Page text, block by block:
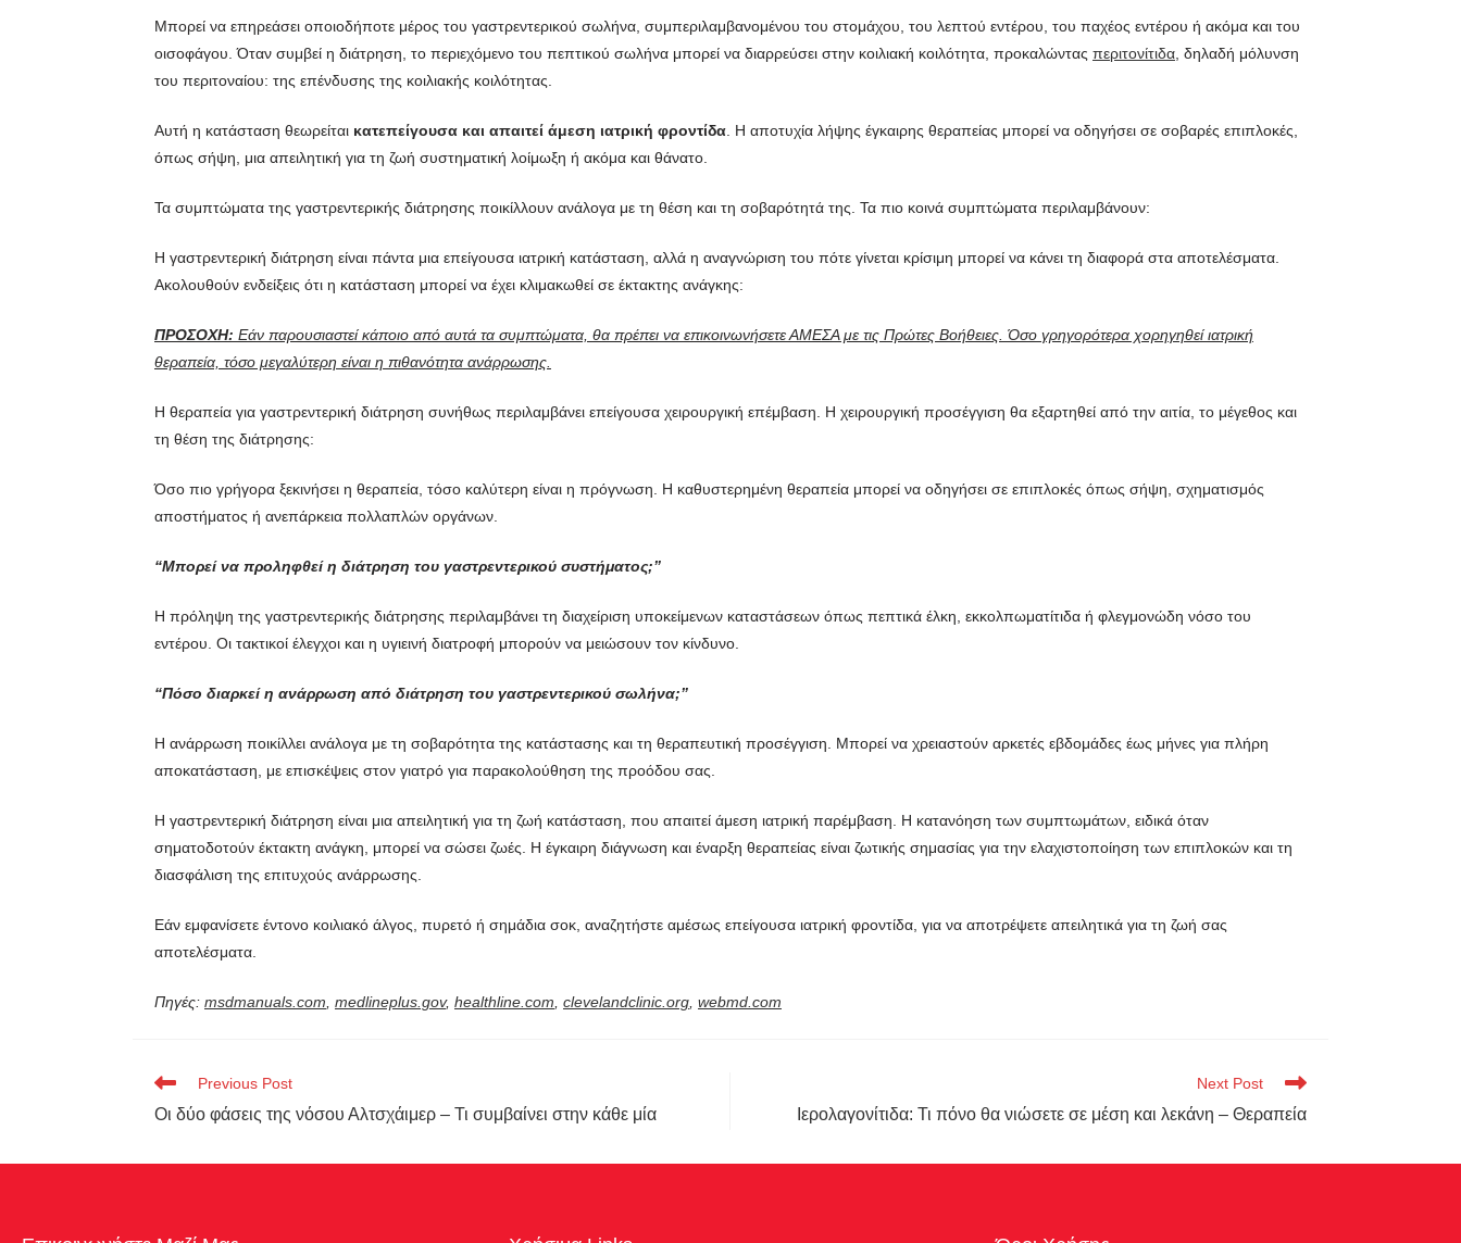
Μπορεί να επηρεάσει οποιοδήποτε μέρος του γαστρεντερικού σωλήνα, συμπεριλαμβανομένου του στομάχου, του λεπτού εντέρου, του παχέος εντέρου ή ακόμα και του
οισοφάγου. Όταν συμβεί η διάτρηση, το περιεχόμενο του πεπτικού σωλήνα μπορεί να διαρρεύσει στην κοιλιακή κοιλότητα, προκαλώντας περιτονίτιδα, δηλαδή μόλυνση
του περιτοναίου: της επένδυσης της κοιλιακής κοιλότητας.
Αυτή η κατάσταση θεωρείται κατεπείγουσα και απαιτεί άμεση ιατρική φροντίδα. Η αποτυχία λήψης έγκαιρης θεραπείας μπορεί να οδηγήσει σε σοβαρές επιπλοκές,
όπως σήψη, μια απειλητική για τη ζωή συστηματική λοίμωξη ή ακόμα και θάνατο.
Τα συμπτώματα της γαστρεντερικής διάτρησης ποικίλλουν ανάλογα με τη θέση και τη σοβαρότητά της. Τα πιο κοινά συμπτώματα περιλαμβάνουν:
Η γαστρεντερική διάτρηση είναι πάντα μια επείγουσα ιατρική κατάσταση, αλλά η αναγνώριση του πότε γίνεται κρίσιμη μπορεί να κάνει τη διαφορά στα αποτελέσματα.
Ακολουθούν ενδείξεις ότι η κατάσταση μπορεί να έχει κλιμακωθεί σε έκτακτης ανάγκης:
ΠΡΟΣΟΧΗ: Εάν παρουσιαστεί κάποιο από αυτά τα συμπτώματα, θα πρέπει να επικοινωνήσετε ΑΜΕΣΑ με τις Πρώτες Βοήθειες. Όσο γρηγορότερα χορηγηθεί ιατρική
θεραπεία, τόσο μεγαλύτερη είναι η πιθανότητα ανάρρωσης.
Η θεραπεία για γαστρεντερική διάτρηση συνήθως περιλαμβάνει επείγουσα χειρουργική επέμβαση. Η χειρουργική προσέγγιση θα εξαρτηθεί από την αιτία, το μέγεθος και
τη θέση της διάτρησης:
Όσο πιο γρήγορα ξεκινήσει η θεραπεία, τόσο καλύτερη είναι η πρόγνωση. Η καθυστερημένη θεραπεία μπορεί να οδηγήσει σε επιπλοκές όπως σήψη, σχηματισμός
αποστήματος ή ανεπάρκεια πολλαπλών οργάνων.
“Μπορεί να προληφθεί η διάτρηση του γαστρεντερικού συστήματος;”
Η πρόληψη της γαστρεντερικής διάτρησης περιλαμβάνει τη διαχείριση υποκείμενων καταστάσεων όπως πεπτικά έλκη, εκκολπωματίτιδα ή φλεγμονώδη νόσο του
εντέρου. Οι τακτικοί έλεγχοι και η υγιεινή διατροφή μπορούν να μειώσουν τον κίνδυνο.
“Πόσο διαρκεί η ανάρρωση από διάτρηση του γαστρεντερικού σωλήνα;”
Η ανάρρωση ποικίλλει ανάλογα με τη σοβαρότητα της κατάστασης και τη θεραπευτική προσέγγιση. Μπορεί να χρειαστούν αρκετές εβδομάδες έως μήνες για πλήρη
αποκατάσταση, με επισκέψεις στον γιατρό για παρακολούθηση της προόδου σας.
Η γαστρεντερική διάτρηση είναι μια απειλητική για τη ζωή κατάσταση, που απαιτεί άμεση ιατρική παρέμβαση. Η κατανόηση των συμπτωμάτων, ειδικά όταν
σηματοδοτούν έκτακτη ανάγκη, μπορεί να σώσει ζωές. Η έγκαιρη διάγνωση και έναρξη θεραπείας είναι ζωτικής σημασίας για την ελαχιστοποίηση των επιπλοκών και τη
διασφάλιση της επιτυχούς ανάρρωσης.
Εάν εμφανίσετε έντονο κοιλιακό άλγος, πυρετό ή σημάδια σοκ, αναζητήστε αμέσως επείγουσα ιατρική φροντίδα, για να αποτρέψετε απειλητικά για τη ζωή σας
αποτελέσματα.
Πηγές: msdmanuals.com, medlineplus.gov, healthline.com, clevelandclinic.org, webmd.com
Previous Post
Οι δύο φάσεις της νόσου Αλτσχάιμερ – Τι συμβαίνει στην κάθε μία
Next Post
Ιερολαγονίτιδα: Τι πόνο θα νιώσετε σε μέση και λεκάνη – Θεραπεία